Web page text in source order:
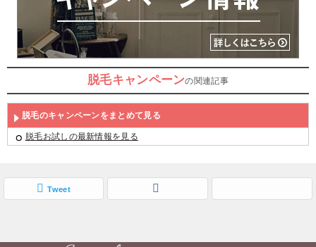
脱毛キャンペーンの関連記事
脱毛のキャンペーンをまとめて見る
脱毛お試しの最新情報を見る
Tweet